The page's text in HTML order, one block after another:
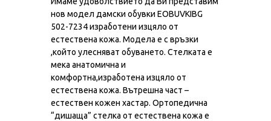
нов модел дамски обувки EOBUVKIBG
502-7234 изработени изцяло от
естествена кожа. Модела е с връзки
,който улесняват обуването. Стелката е
мека анатомична и
комфортна,изработена изцяло от
естествена кожа. Вътрешна част –
естествен кожен хастар. Ортопедична
“дишаща” стелка от естествена кожа е